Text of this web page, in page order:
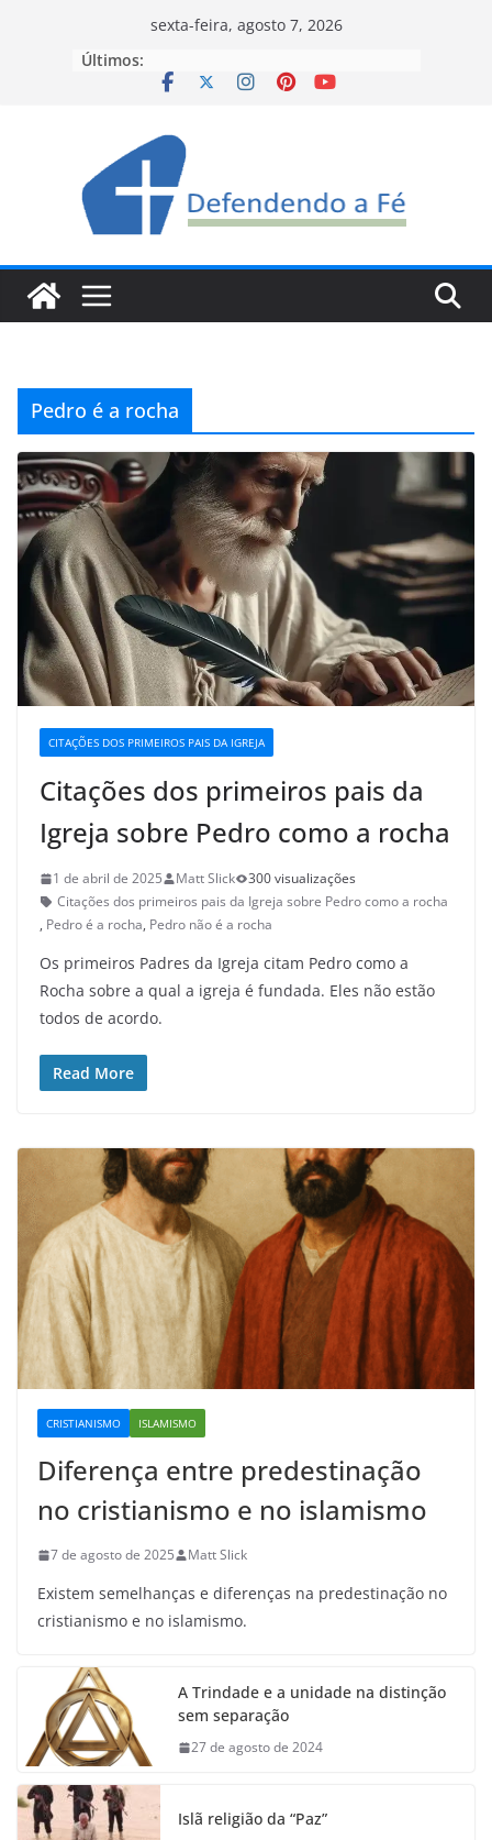
sexta-feira, agosto 7, 2026
Últimos:
Pedro é a rocha
CITAÇÕES DOS PRIMEIROS PAIS DA IGREJA
Citações dos primeiros pais da
Igreja sobre Pedro como a rocha
1 de abril de 2025 Matt Slick
300 visualizações
Citações dos primeiros pais da Igreja sobre Pedro como a rocha
, Pedro é a rocha, Pedro não é a rocha
Os primeiros Padres da Igreja citam Pedro como a
Rocha sobre a qual a igreja é fundada. Eles não estão
todos de acordo.
Read More
CRISTIANISMO ISLAMISMO
Diferença entre predestinação
no cristianismo e no islamismo
7 de agosto de 2025 Matt Slick
Existem semelhanças e diferenças na predestinação no
cristianismo e no islamismo.
A Trindade e a unidade na distinção
sem separação
27 de agosto de 2024
Islã religião da “Paz”